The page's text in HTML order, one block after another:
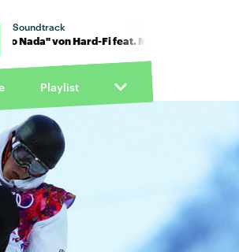
Soundtrack
Hard-Fi feat. Mike Kalle · "Digo Nada"
Playlist